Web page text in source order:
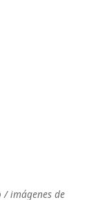
/ imágenes de